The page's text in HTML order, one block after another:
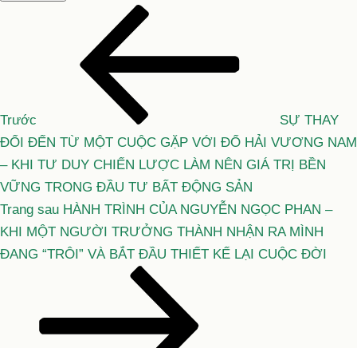
viết
Trước
SỰ THAY
ĐỔI ĐẾN TỪ MỘT CUỘC GẶP VỚI ĐỔ HẢI VƯƠNG NAM
– KHI TƯ DUY CHIẾN LƯỢC LÀM NÊN GIÁ TRỊ BỀN
VỮNG TRONG ĐẦU TƯ BẤT ĐỘNG SẢN
Bài
tiếp
theo
Trang sau HÀNH TRÌNH CỦA NGUYỄN NGỌC PHAN –
KHI MỘT NGƯỜI TRƯỞNG THÀNH NHẬN RA MÌNH
ĐANG “TRÔI” VÀ BẮT ĐẦU THIẾT KẾ LẠI CUỘC ĐỜI